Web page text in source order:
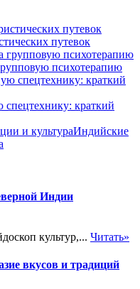
путевок
психотерапию
спецтехнику: краткий
Индийские
Индии
культур,... Читать»
вкусов и традиций